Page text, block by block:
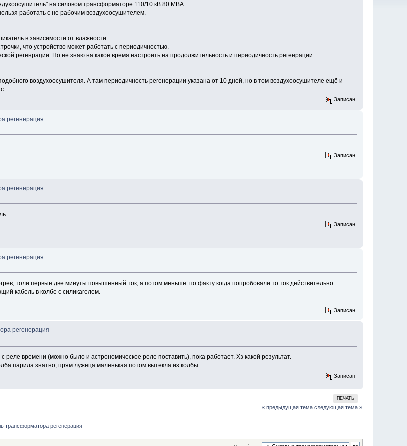
на силовом трансформаторе 110/10 кВ 80 МВА.
работать с не рабочим воздухоосушителем.
в зависимости от влажности.
что устройство может работать с периодичностью.
регенрации. Но не знаю на какое время настроить на продолжительность и периодичность регенрации.
воздухоосушителя. А там периодичность регенерации указана от 10 дней, но в том воздухоосушителе ещё и
Записан
регенерация
Записан
регенерация
Записан
регенерация
толи первые две минуты повышенный ток, а потом меньше. по факту когда попробовали то ток действительно
кабель в колбе с силикагелем.
Записан
регенерация
реле времени (можно было и астрономическое реле поставить), пока работает. Хз какой результат.
парила знатно, прям лужеца маленькая потом вытекла из колбы.
Записан
ПЕЧАТЬ
« предыдущая тема следующая тема »
трансформатора регенерация